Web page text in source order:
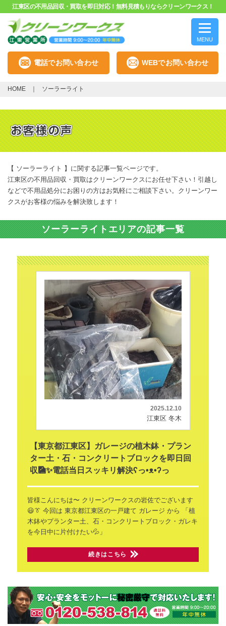
江東区の不用品回収・買取を即日対応！無料見積もりならクリーンワークス！
MENU
電話でお問い合わせ WEBでお問い合わせ
HOME ソーラーライト
【 ソーラーライト 】に関する記事一覧ページです。
江東区の不用品回収・買取はクリーンワークスにお任せ下さい！引越し
などで不用品処分にお困りの方はお気軽にご相談下さい。クリーンワー
クスがお客様の悩みを解決致します！
ソーラーライトエリアの記事一覧
2025.12.10
江東区 冬木
【東京都江東区】ガレージの植木鉢・プラン
ター土・石・コンクリートブロックを即日回
収🎑✨電話当日スッキリ解決ʕ⁠っ⁠•⁠ᴥ⁠•⁠ʔ⁠っ
皆様こんにちは〜 クリーンワークスの岩佐でございます
😃👔 今回は 東京都江東区の一戸建て ガレージ から
「植
木鉢やプランター土、石・コンクリートブロック・ガレキ
を今日中に片付けたい💦」
続きはこちら